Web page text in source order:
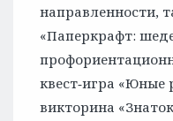
направленности,
«Паперкрафт:
квест‑игра «Юные
викторина